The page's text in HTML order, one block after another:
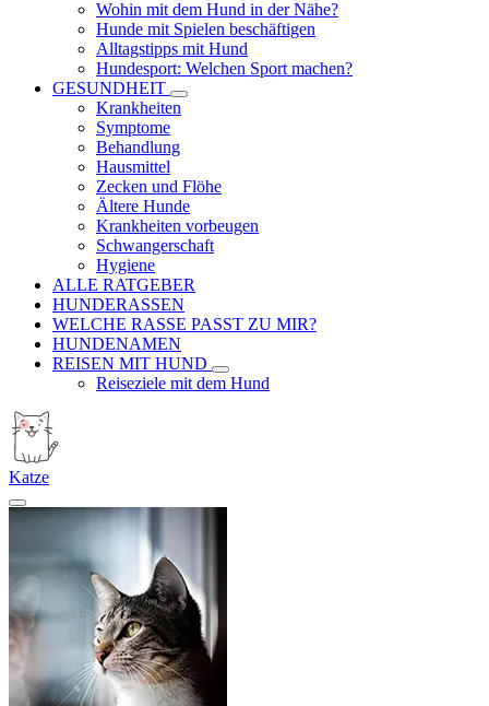
Wohin mit dem Hund in der Nähe?
Hunde mit Spielen beschäftigen
Alltagstipps mit Hund
Hundesport: Welchen Sport machen?
GESUNDHEIT
Krankheiten
Symptome
Behandlung
Hausmittel
Zecken und Flöhe
Ältere Hunde
Krankheiten vorbeugen
Schwangerschaft
Hygiene
ALLE RATGEBER
HUNDERASSEN
WELCHE RASSE PASST ZU MIR?
HUNDENAMEN
REISEN MIT HUND
Reiseziele mit dem Hund
Katze